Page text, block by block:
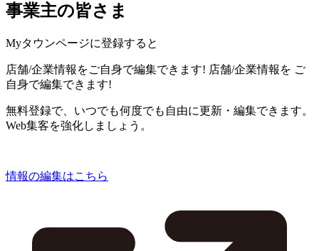
事業主の皆さま
Myタウンページに登録すると
店舗/企業情報をご自身で編集できます! 店舗/企業情報を ご
自身で編集できます!
無料登録で、いつでも何度でも自由に更新・編集できます。
Web集客を強化しましょう。
情報の編集はこちら